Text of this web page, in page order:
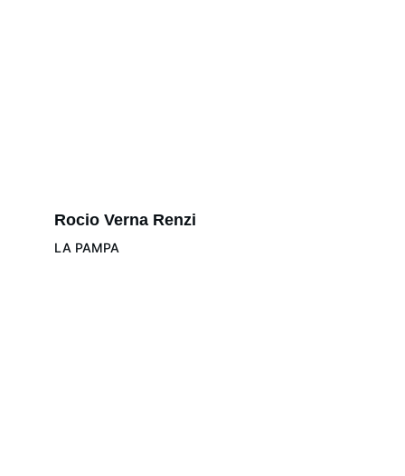
Rocio Verna Renzi
LA PAMPA